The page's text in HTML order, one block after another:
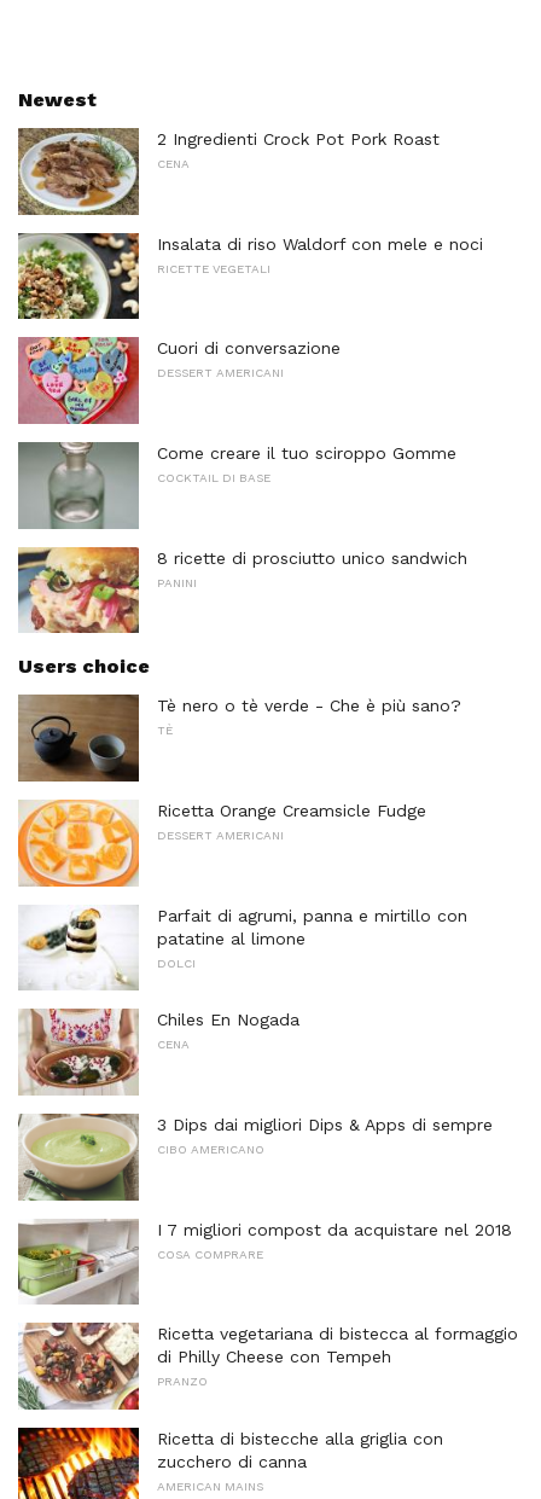
Newest
2 Ingredienti Crock Pot Pork Roast
CENA
Insalata di riso Waldorf con mele e noci
RICETTE VEGETALI
Cuori di conversazione
DESSERT AMERICANI
Come creare il tuo sciroppo Gomme
COCKTAIL DI BASE
8 ricette di prosciutto unico sandwich
PANINI
Users choice
Tè nero o tè verde - Che è più sano?
TÈ
Ricetta Orange Creamsicle Fudge
DESSERT AMERICANI
Parfait di agrumi, panna e mirtillo con
patatine al limone
DOLCI
Chiles En Nogada
CENA
3 Dips dai migliori Dips & Apps di sempre
CIBO AMERICANO
I 7 migliori compost da acquistare nel 2018
COSA COMPRARE
Ricetta vegetariana di bistecca al formaggio
di Philly Cheese con Tempeh
PRANZO
Ricetta di bistecche alla griglia con
zucchero di canna
AMERICAN MAINS